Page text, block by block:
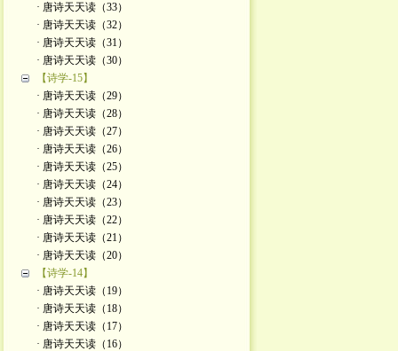
· 唐诗天天读（33）
· 唐诗天天读（32）
· 唐诗天天读（31）
· 唐诗天天读（30）
【诗学-15】
· 唐诗天天读（29）
· 唐诗天天读（28）
· 唐诗天天读（27）
· 唐诗天天读（26）
· 唐诗天天读（25）
· 唐诗天天读（24）
· 唐诗天天读（23）
· 唐诗天天读（22）
· 唐诗天天读（21）
· 唐诗天天读（20）
【诗学-14】
· 唐诗天天读（19）
· 唐诗天天读（18）
· 唐诗天天读（17）
· 唐诗天天读（16）